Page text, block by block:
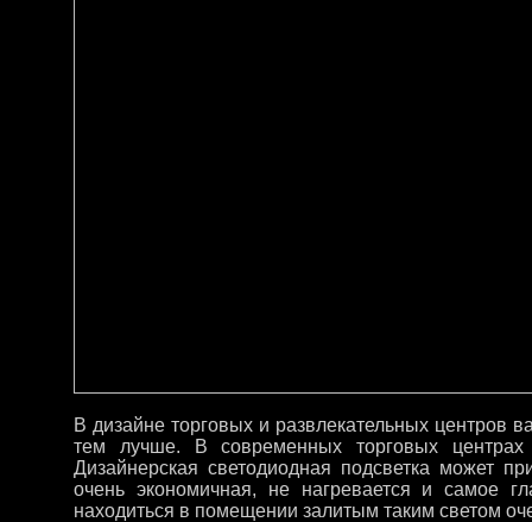
В дизайне торговых и развлекательных центров
тем лучше. В современных торговых центрах
Дизайнерская светодиодная подсветка может
очень экономичная, не нагревается и самое
находиться в помещении залитым таким светом